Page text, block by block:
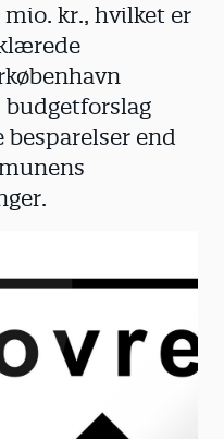
kr., hvilket er
end